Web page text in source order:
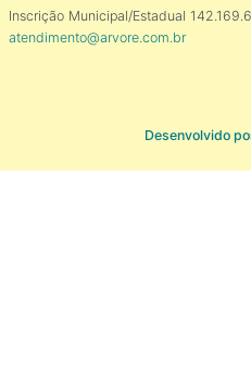
Inscrição Municipal/Estadual
atendimento@arvore.com.br
Desenvolvido